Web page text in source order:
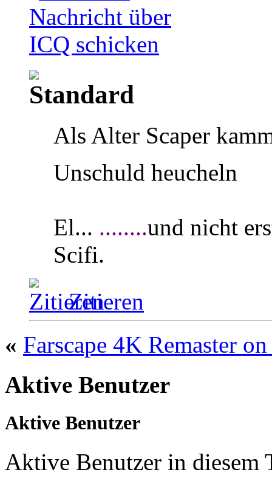
Als Alter Scaper
Unschuld heucheln
El... ........und nicht
Scifi.
Zitieren
« Farscape 4K Remaster
Aktive Benutzer
Aktive Benutzer
Aktive Benutzer in diesem